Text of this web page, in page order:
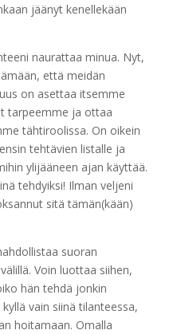
jäänyt kenellekään
naurattaa minua. Nyt,
että meidän
on asettaa itsemme
tarpeemme ja ottaa
tähtiroolissa. On oikein
tehtävien listalle ja
ylijääneen ajan käyttää.
tehdyiksi! Ilman veljeni
sitä tämän(kään)
suoran
Voin luottaa siihen,
hän tehdä jonkin
vain siinä tilanteessa,
hoitamaan. Omalla